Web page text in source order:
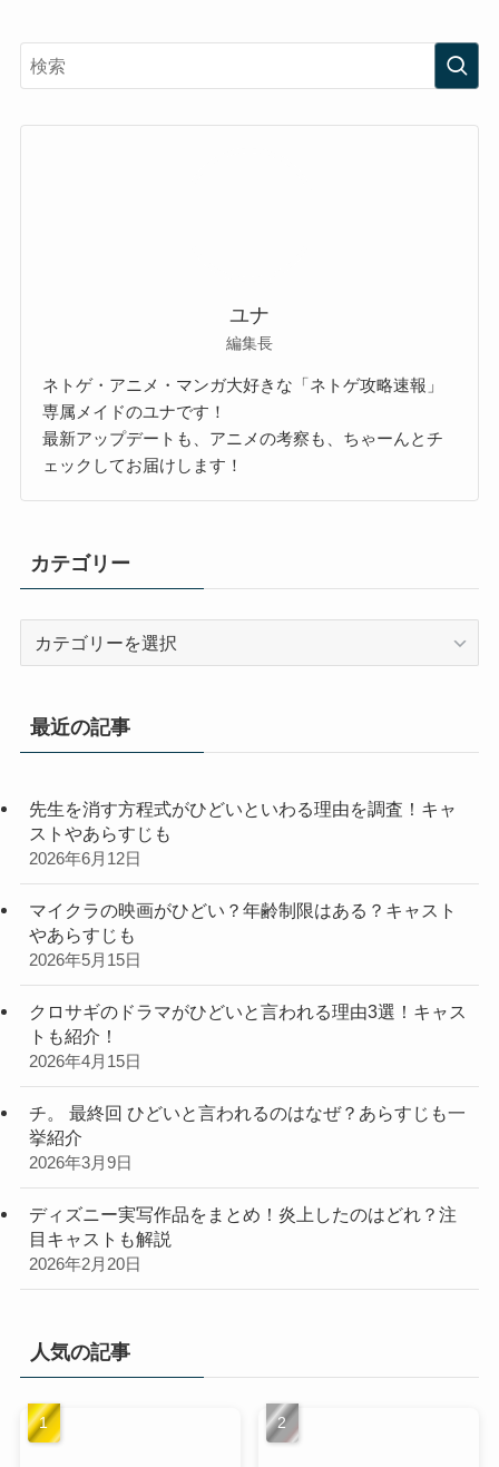
ユナ
編集長
ネトゲ・アニメ・マンガ大好きな「ネトゲ攻略速報」
専属メイドのユナです！
最新アップデートも、アニメの考察も、ちゃーんとチ
ェックしてお届けします！
カテゴリー
リ
最近の記事
先生を消す方程式がひどいといわる理由を調査！キャ
ストやあらすじも
2026年6月12日
マイクラの映画がひどい？年齢制限はある？キャスト
やあらすじも
2026年5月15日
クロサギのドラマがひどいと言われる理由3選！キャス
トも紹介！
2026年4月15日
チ。 最終回 ひどいと言われるのはなぜ？あらすじも一
挙紹介
2026年3月9日
ディズニー実写作品をまとめ！炎上したのはどれ？注
目キャストも解説
2026年2月20日
人気の記事